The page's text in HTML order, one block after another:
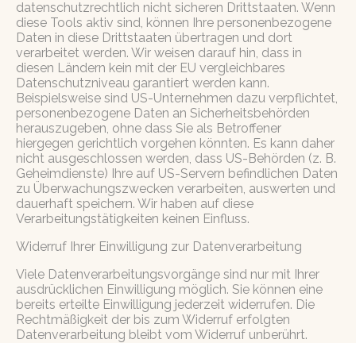
datenschutzrechtlich nicht sicheren Drittstaaten. Wenn
diese Tools aktiv sind, können Ihre personenbezogene
Daten in diese Drittstaaten übertragen und dort
verarbeitet werden. Wir weisen darauf hin, dass in
diesen Ländern kein mit der EU vergleichbares
Datenschutzniveau garantiert werden kann.
Beispielsweise sind US-Unternehmen dazu verpflichtet,
personenbezogene Daten an Sicherheitsbehörden
herauszugeben, ohne dass Sie als Betroffener
hiergegen gerichtlich vorgehen könnten. Es kann daher
nicht ausgeschlossen werden, dass US-Behörden (z. B.
Geheimdienste) Ihre auf US-Servern befindlichen Daten
zu Überwachungszwecken verarbeiten, auswerten und
dauerhaft speichern. Wir haben auf diese
Verarbeitungstätigkeiten keinen Einfluss.
Widerruf Ihrer Einwilligung zur Datenverarbeitung
Viele Datenverarbeitungsvorgänge sind nur mit Ihrer
ausdrücklichen Einwilligung möglich. Sie können eine
bereits erteilte Einwilligung jederzeit widerrufen. Die
Rechtmäßigkeit der bis zum Widerruf erfolgten
Datenverarbeitung bleibt vom Widerruf unberührt.